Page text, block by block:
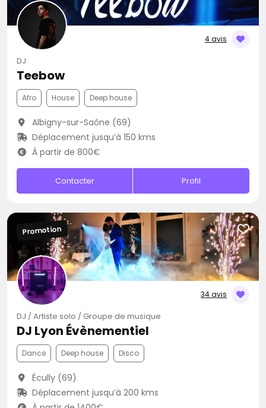
4 avis
DJ
Teebow
Afro House Deep house
Albigny-sur-Saône (69)
Déplacement jusqu’à 150 kms
À partir de 800€
Contacter Profil
34 avis
Promotion
DJ / Artiste solo / Groupe de musique
DJ Lyon Évènementiel
Dance Deep house Disco
Écully (69)
Déplacement jusqu’à 200 kms